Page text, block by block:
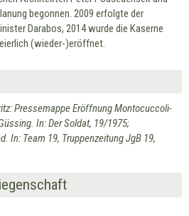
begonnen. 2009 erfolgte der
Darabos, 2014 wurde die Kaserne
(wieder-)eröffnet.
Pressemappe Eröffnung Montocuccoli-
In: Der Soldat, 19/1975;
In: Team 19, Truppenzeitung JgB 19,